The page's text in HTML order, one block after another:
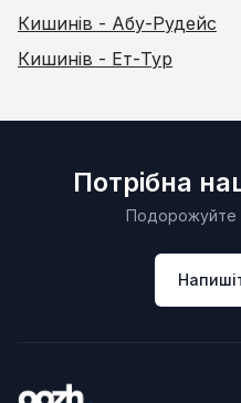
Кишинів - Абу-Рудейс
Кишинів - Ет-Тур
Потрібна
Подорожуйте